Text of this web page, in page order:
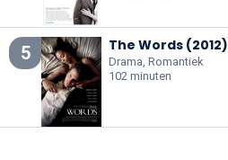
5 The Words (2012)
Drama, Romantiek
102 minuten